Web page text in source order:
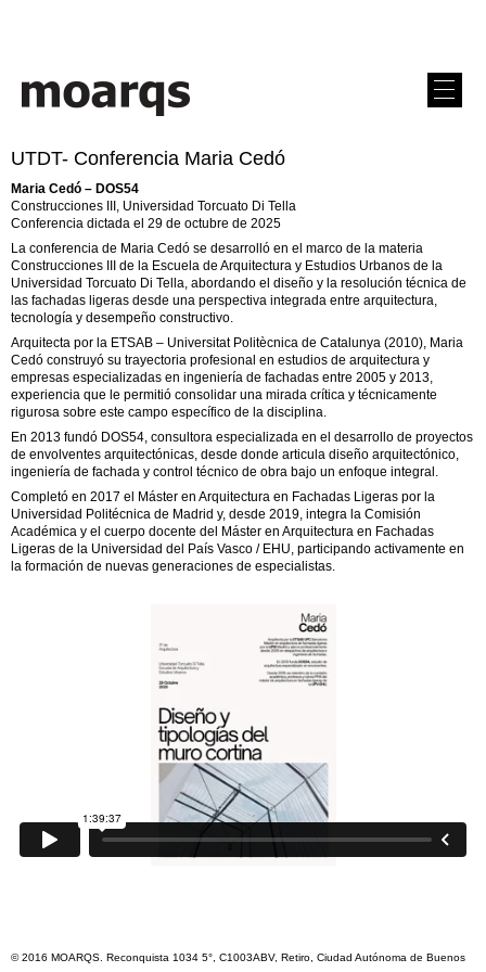
UTDT- Conferencia Maria Cedó
Maria Cedó – DOS54
Construcciones III, Universidad Torcuato Di Tella
Conferencia dictada el 29 de octubre de 2025
La conferencia de Maria Cedó se desarrolló en el marco de la materia
Construcciones III de la Escuela de Arquitectura y Estudios Urbanos de la
Universidad Torcuato Di Tella, abordando el diseño y la resolución técnica de
las fachadas ligeras desde una perspectiva integrada entre arquitectura,
tecnología y desempeño constructivo.
Arquitecta por la ETSAB – Universitat Politècnica de Catalunya (2010), Maria
Cedó construyó su trayectoria profesional en estudios de arquitectura y
empresas especializadas en ingeniería de fachadas entre 2005 y 2013,
experiencia que le permitió consolidar una mirada crítica y técnicamente
rigurosa sobre este campo específico de la disciplina.
En 2013 fundó DOS54, consultora especializada en el desarrollo de proyectos
de envolventes arquitectónicas, desde donde articula diseño arquitectónico,
ingeniería de fachada y control técnico de obra bajo un enfoque integral.
Completó en 2017 el Máster en Arquitectura en Fachadas Ligeras por la
Universidad Politécnica de Madrid y, desde 2019, integra la Comisión
Académica y el cuerpo docente del Máster en Arquitectura en Fachadas
Ligeras de la Universidad del País Vasco / EHU, participando activamente en
la formación de nuevas generaciones de especialistas.
© 2016 MOARQS. Reconquista 1034 5°, C1003ABV, Retiro, Ciudad Autónoma de Buenos